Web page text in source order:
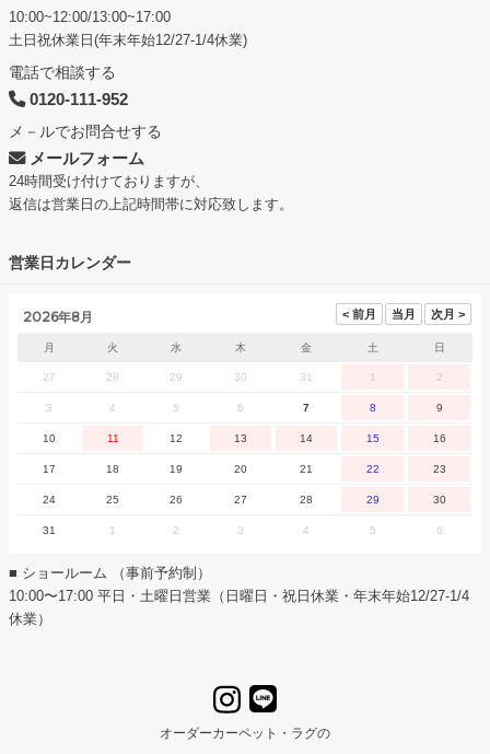
10:00~12:00/13:00~17:00
土日祝休業日(年末年始12/27-1/4休業)
電話で相談する
0120-111-952
メ－ルでお問合せする
メールフォーム
24時間受け付けておりますが、
返信は営業日の上記時間帯に対応致します。
営業日カレンダー
2026年8月
月 火 水 木 金 土 日
27 28 29 30 31 1 2
3 4 5 6 7 8 9
10 11 12 13 14 15 16
17 18 19 20 21 22 23
24 25 26 27 28 29 30
31 1 2 3 4 5 6
■ ショールーム （事前予約制）
10:00〜17:00 平日・土曜日営業（日曜日・祝日休業・年末年始12/27-1/4
休業）
オーダーカーペット・ラグの